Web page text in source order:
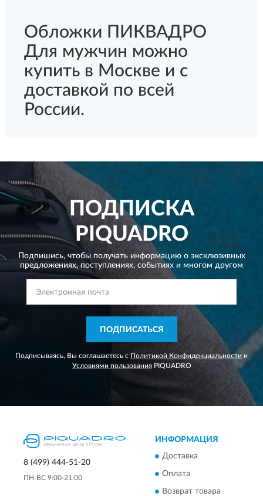
Обложки ПИКВАДРО
Для мужчин можно
купить в Москве и с
доставкой по всей
России.
ПОДПИСКА
PIQUADRO
Подпишись, чтобы получать информацию о эксклюзивных
предложениях,поступлениях, событиях и многом другом
ПОДПИСАТЬСЯ
Подписываясь, Вы соглашаетесь с Политикой Конфиденциальности и
Условиями пользованияPIQUADRO
8 (499) 444-51-20
ПН-ВС 9:00-21:00
ИНФОРМАЦИЯ
Доставка
Оплата
Возврат товара